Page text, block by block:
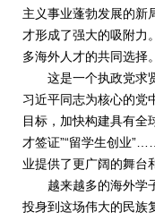
主义事业蓬勃发展的新
才形成了强大的吸附力
多海外人才的共同选择。
这是一个执政党求
习近平同志为核心的党
目标，加快构建具有全
才签证”“留学生创业
业提供了更广阔的舞台
越来越多的海外学
投身到这场伟大的民族